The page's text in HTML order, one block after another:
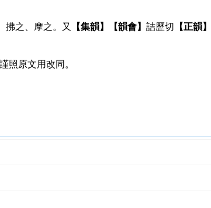
拂之、摩之。又 【集韻】 【韻會】 詰歷切 【正韻】
照原文用改同。